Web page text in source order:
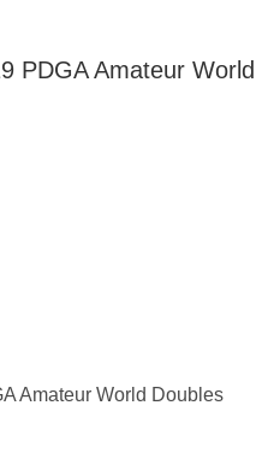
PDGA Amateur World
Amateur World Doubles